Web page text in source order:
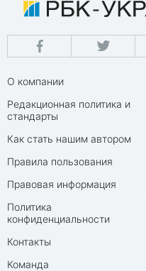
О компании
Редакционная политика и
стандарты
Как стать нашим автором
Правила пользования
Правовая информация
Политика
конфиденциальности
Контакты
Команда